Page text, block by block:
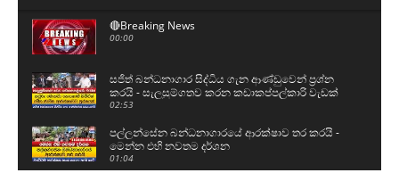
🔴Breaking News
00:00
සජිත් බන්ධනාගාර සිද්ධිය ගැන ආණ්ඩුවෙන් ප්‍රශ්න
කරයි - සැලසුම්ගතව කරන කඩාකප්පල්කාරි වැඩක්
02:53
පල්ලන්සේන බන්ධනාගාරයේ ආරක්ෂාව තර කරයි -
මෙන්න එහි නවතම දර්ශන
01:04